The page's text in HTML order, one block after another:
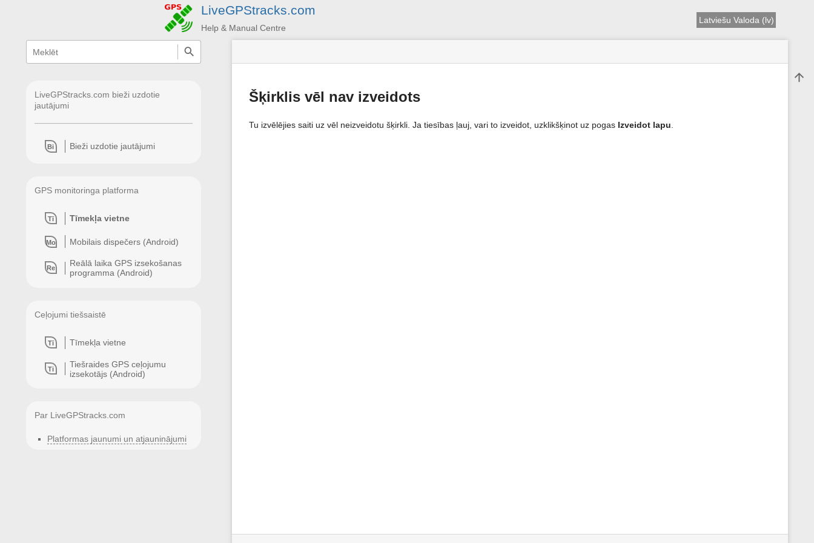
LiveGPStracks.com
Help & Manual Centre
quick
search
LiveGPStracks.com bieži uzdotie
jautājumi
Bi Bieži uzdotie jautājumi
GPS monitoringa platforma
Tī Tīmekļa vietne
Mo Mobilais dispečers (Android)
Re
Reālā laika GPS izsekošanas
programma (Android)
Ceļojumi tiešsaistē
Tī Tīmekļa vietne
Ti
Tiešraides GPS ceļojumu
izsekotājs (Android)
Par LiveGPStracks.com
Platformas jaunumi un atjauninājumi
Latviešu Valoda (lv)
Šķirklis vēl nav izveidots
Tu izvēlējies saiti uz vēl neizveidotu šķirkli. Ja tiesības ļauj, vari to izveidot, uzklikšķinot uz pogas Izveidot lapu